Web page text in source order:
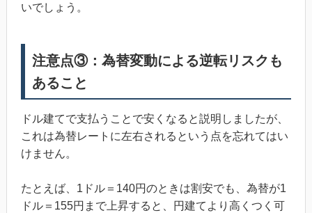
いでしょう。
注意点③：為替変動による逆転リスクも
あること
ドル建てで支払うことで安くなると説明しましたが、
これは為替レートに左右されるという点を忘れてはい
けません。
たとえば、1ドル＝140円のときは割安でも、為替が1
ドル＝155円まで上昇すると、円建てより高くつく可